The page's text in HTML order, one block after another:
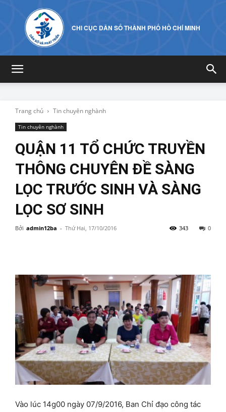
CHI CỤC DÂN SỐ THÀNH PHỐ HỒ CHÍ MINH
Trang chủ Tin chuyên nghành
Tin chuyên nghành
QUẬN 11 TỔ CHỨC TRUYỀN
THÔNG CHUYÊN ĐỀ SÀNG
LỌC TRƯỚC SINH VÀ SÀNG
LỌC SƠ SINH
Bởi admin12ba - Thứ Hai, 17/10/2016 0
343
Vào lúc 14g00 ngày 07/9/2016, Ban Chỉ đạo công tác